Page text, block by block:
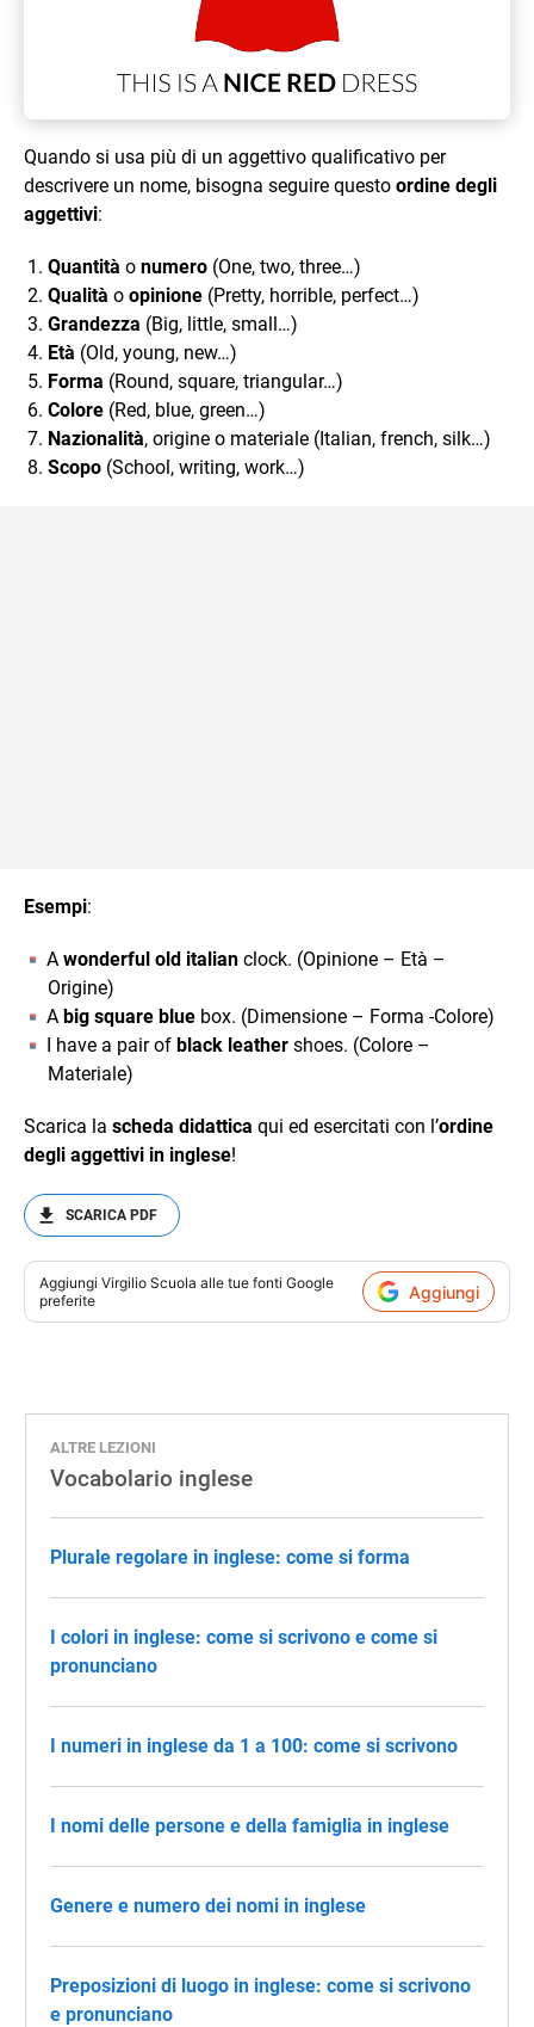
Quando si usa più di un aggettivo qualificativo per
descrivere un nome, bisogna seguire questo ordine degli
aggettivi:
Quantità o numero (One, two, three…)
Qualità o opinione (Pretty, horrible, perfect…)
Grandezza (Big, little, small…)
Età (Old, young, new…)
Forma (Round, square, triangular…)
Colore (Red, blue, green…)
Nazionalità, origine o materiale (Italian, french, silk…)
Scopo (School, writing, work…)
Esempi:
A wonderful old italian clock. (Opinione – Età –
Origine)
A big square blue box. (Dimensione – Forma -Colore)
I have a pair of black leather shoes. (Colore –
Materiale)
Scarica la scheda didattica qui ed esercitati con l’ordine
degli aggettivi in inglese!
SCARICA PDF
Aggiungi Virgilio Scuola alle tue fonti Google
preferite
Aggiungi
ALTRE LEZIONI
Vocabolario inglese
Plurale regolare in inglese: come si forma
I colori in inglese: come si scrivono e come si
pronunciano
I numeri in inglese da 1 a 100: come si scrivono
I nomi delle persone e della famiglia in inglese
Genere e numero dei nomi in inglese
Preposizioni di luogo in inglese: come si scrivono
e pronunciano